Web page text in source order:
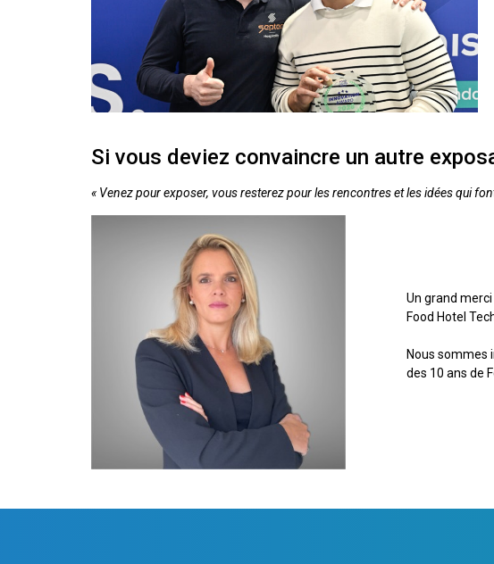
Si vous deviez convaincre un autre
« Venez pour exposer, vous resterez pour les rencontres et les idées qui
Un grand merci
Food Hotel
Nous sommes
des 10 ans de